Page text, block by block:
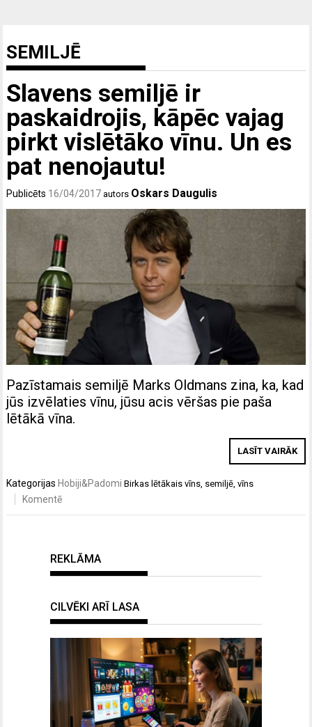
SEMILJĒ
Slavens semiljē ir
paskaidrojis, kāpēc vajag
pirkt vislētāko vīnu. Un es
pat nenojautu!
Publicēts 16/04/2017 autors Oskars Daugulis
Pazīstamais semiljē Marks Oldmans zina, ka, kad
jūs izvēlaties vīnu, jūsu acis vēršas pie paša
lētākā vīna.
LASĪT VAIRĀK
Kategorijas Hobiji&Padomi Birkas lētākais vīns semiljē ,vīns
Komentē
REKLĀMA
CILVĒKI ARĪ LASA